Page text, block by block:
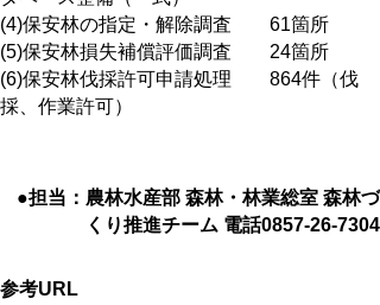
(4)保安林の指定・解除調査 61箇所
(5)保安林損失補償評価調査 24箇所
(6)保安林伐採許可申請処理 864件（伐
採、作業許可）
●担当：農林水産部 森林・林業総室 森林づ
くり推進チーム 電話0857-26-7304
参考URL